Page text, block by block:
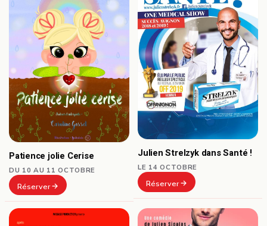
Patience jolie Cerise
DU 10 AU 11 OCTOBRE
Réserver
Julien Strelzyk dans Santé !
LE 14 OCTOBRE
Réserver